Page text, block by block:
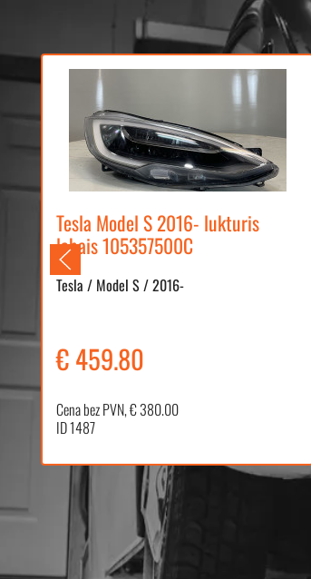
Tesla Model S 2016- lukturis
labais 105357500C
Tesla / Model S / 2016-
€ 459.80
Cena bez PVN, € 380.00
ID 1487